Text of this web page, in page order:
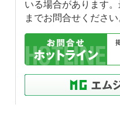
いる場合があります
までお問合せくださ